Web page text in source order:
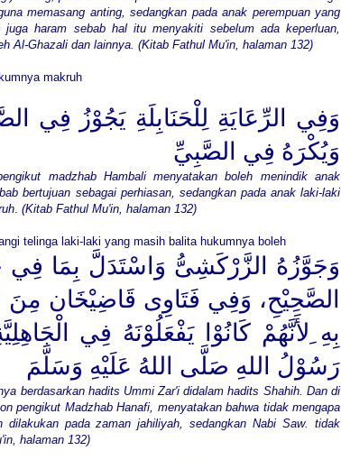
memasang anting, sedangkan pada anak perempuan yang
haram sebab hal itu menyakiti sebelum ada keperluan,
Al-Ghazali dan lainnya. (Kitab Fathul Mu'in, halaman 132)
makruh
وَفِي الرِّعَايَةِ لِلْحَنَابِلَةِ يَجُوْزُ فِي
وَيُكْرَهُ فِي الصَّبِيِّ
madzhab Hambali menyatakan boleh menindik anak
bertujuan sebagai perhiasan, sedangkan padaanak laki-laki
. (Kitab Fathul Mu'in, halaman 132)
telinga laki-laki yang masih balita hukumnya boleh
وَجَوَّزُهُ الزَّرْكَشِىُّ وَاسْتَدَلَّ بِمَا
الصَّحِيْحِ، وَفِي فَتَاوِى قَاضِيْخَان مِنَ
بِهِ ِلأَنَّهُمْ كَانُوْا يَفْعَلُوْنَهُ فِي
رَسُوْلُ اللهِ صَلَّى اللهُ عَلَيْهِ وَسَلَّمَ
berdasarkan hadits Ummi Zar'i didalam hadits Shahih. Dan di
pengikut Madzhab Hanafi, menyatakan bahwa tidak mengapa
dilakukan pada zaman jahiliyah, sedangkan Nabi Saw. tidak
halaman 132)